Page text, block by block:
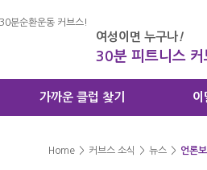
여성이면 누구나!
30분 피트니스 커
가까운 클럽 찾기 이
Home > 커브스 소식 > 뉴스 > 언론